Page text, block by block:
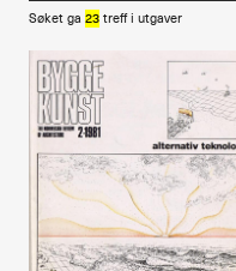
Temaer
Prosjekter
Artikler
Om Arkitektur N
Siste utgave
Søket ga 23 treff i utgaver